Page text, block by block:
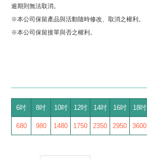
逾期則無法取消。
※本公司保留產品與活動隨時修改、取消之權利。
※本公司保留接單與否之權利。
6吋 8吋 10吋 12吋 14吋 16吋 18吋
680 980 1480 1750 2350 2950 3600